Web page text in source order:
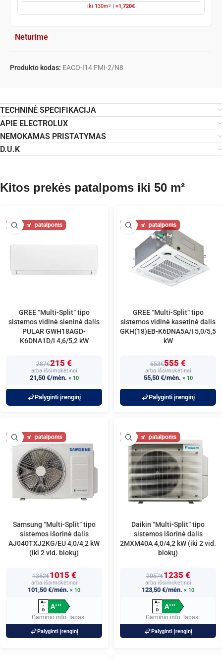
iki 130m2 +1,720€
Neturime
Produkto kodas: EACO-I14 FMI-2/N8
TECHNINĖ SPECIFIKACIJA
APIE ELECTROLUX
NEMOKAMAS PRISTATYMAS
D.U.K
Kitos prekės patalpoms iki 50 m²
50
GREE “Multi-Split“ tipo
sistemos vidinė sieninė dalis
PULAR GWH18AGD-
K6DNA1D/I 4,6/5,2 kW
287€215 €
arba išsimokėtinai
21,50 €/mėn. × 10
Palyginti įrenginį
50
GREE “Multi-Split“ tipo
sistemos vidinė kasetinė dalis
GKH(18)EB-K6DNA5A/I 5,0/5,5
kW
653€555 €
arba išsimokėtinai
55,50 €/mėn. × 10
Palyginti įrenginį
50
Samsung “Multi-Split“ tipo
sistemos išorinė dalis
AJ040TXJ2KG/EU 4,0/4,2 kW
(iki 2 vid. blokų)
1352€1015 €
arba išsimokėtinai
101,50 €/mėn. × 10
A+++
↑
D
A+++
Gaminio info. lapas
Palyginti įrenginį
50
Daikin “Multi-Split“ tipo
sistemos išorinė dalis
2MXM40A 4,0/4,2 kW (iki 2 vid.
blokų)
2057€1235 €
arba išsimokėtinai
123,50 €/mėn. × 10
A+++
↑
D
A+++
Gaminio info. lapas
Palyginti įrenginį